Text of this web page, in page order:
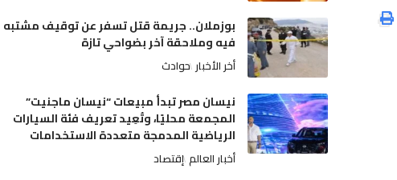
بوزملان.. جريمة قتل تسفر عن توقيف مشتبه
فيه وملاحقة آخر بضواحي تازة
أخر الأخبار حوادث
نيسان مصر تبدأ مبيعات “نيسان ماجنيت”
المجمعة محليًا، وتُعِيد تعريف فئة السيارات
الرياضية المدمجة متعددة الاستخدامات
أخبار العالم إقتصاد